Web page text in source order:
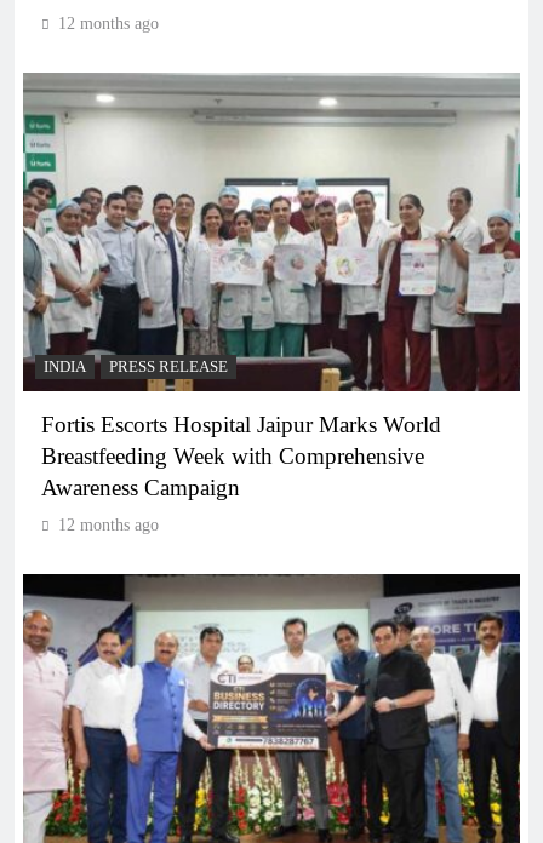
12 months ago
INDIA PRESS RELEASE
Fortis Escorts Hospital Jaipur Marks World
Breastfeeding Week with Comprehensive
Awareness Campaign
12 months ago